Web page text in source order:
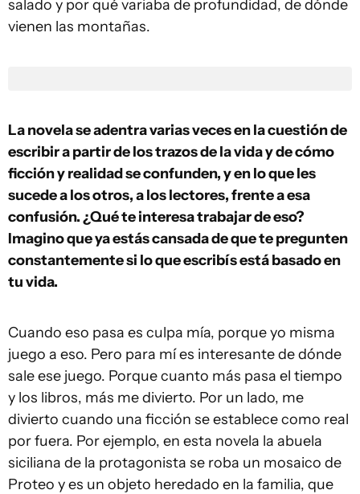
salado y por qué variaba de profundidad, de dónde
vienen las montañas.
La novela se adentra varias veces en la cuestión de
escribir a partir de los trazos de la vida y de cómo
ficción y realidad se confunden, y en lo que les
sucede a los otros, a los lectores, frente a esa
confusión. ¿Qué te interesa trabajar de eso?
Imagino que ya estás cansada de que te pregunten
constantemente si lo que escribís está basado en
tu vida.
Cuando eso pasa es culpa mía, porque yo misma
juego a eso. Pero para mí es interesante de dónde
sale ese juego. Porque cuanto más pasa el tiempo
y los libros, más me divierto. Por un lado, me
divierto cuando una ficción se establece como real
por fuera. Por ejemplo, en esta novela la abuela
siciliana de la protagonista se roba un mosaico de
Proteo y es un objeto heredado en la familia, que